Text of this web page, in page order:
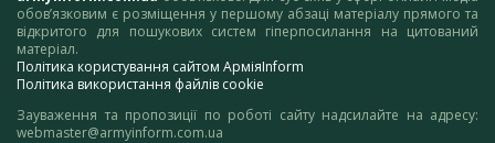
обов’язковим є розміщення у першому абзаці матеріалу прямого та
відкритого для пошукових систем гіперпосилання на цитований
матеріал.
Політика користування сайтом АрміяInform
Політика використання файлів cookie
Зауваження та пропозиції по роботі сайту надсилайте на адресу:
webmaster@armyinform.com.ua